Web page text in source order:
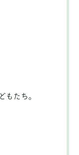
もたち。